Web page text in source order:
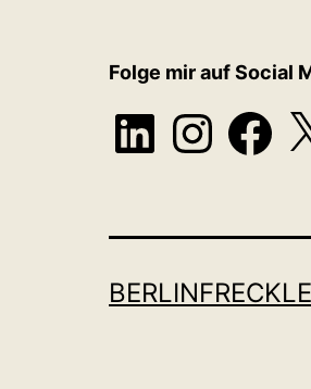
Folge mir auf Social
LinkedInInstagramFacebook
X